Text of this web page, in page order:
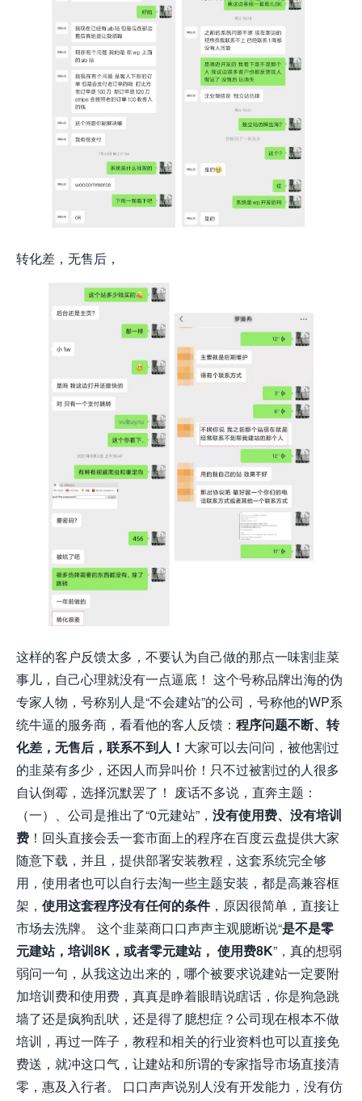
转化差，无售后，
这样的客户反馈太多，不要认为自己做的那点一味割韭菜
事儿，自己心理就没有一点逼底！ 这个号称品牌出海的伪
专家人物，号称别人是“不会建站”的公司，号称他的WP系
统牛逼的服务商，看看他的客人反馈： 程序问题不断、转
化差，无售后，联系不到人！ 大家可以去问问，被他割过
的韭菜有多少，还因人而异叫价！只不过被割过的人很多
自认倒霉，选择沉默罢了！ 废话不多说，直奔主题：
（一）、公司是推出了“0元建站”， 没有使用费、没有培训
费 ！回头直接会丢一套市面上的程序在百度云盘提供大家
随意下载，并且，提供部署安装教程，这套系统完全够
用，使用者也可以自行去淘一些主题安装，都是高兼容框
架， 使用这套程序没有任何的条件，原因很简单，直接让
市场去洗牌。 这个韭菜商口口声声主观臆断说“是不是零
元建站，培训8K，或者零元建站， 使用费8K”，真的想弱
弱问一句，从我这边出来的，哪个被要求说建站一定要附
加培训费和使用费，真真是睁着眼睛说瞎话，你是狗急跳
墙了还是疯狗乱吠，还是得了臆想症？公司现在根本不做
培训，再过一阵子，教程和相关的行业资料也可以直接免
费送，就冲这口气，让建站和所谓的专家指导市场直接清
零，惠及入行者。 口口声声说别人没有开发能力，没有仿